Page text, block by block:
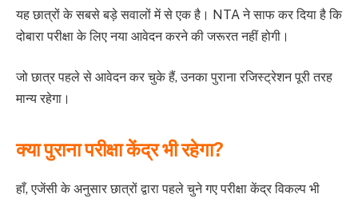
यह छात्रों के सबसे बड़े सवालों में से एक है। NTA ने साफ कर दिया है कि
दोबारा परीक्षा के लिए नया आवेदन करने की जरूरत नहीं होगी।
जो छात्र पहले से आवेदन कर चुके हैं, उनका पुराना रजिस्ट्रेशन पूरी तरह
मान्य रहेगा।
क्या पुराना परीक्षा केंद्र भी रहेगा?
हाँ, एजेंसी के अनुसार छात्रों द्वारा पहले चुने गए परीक्षा केंद्र विकल्प भी